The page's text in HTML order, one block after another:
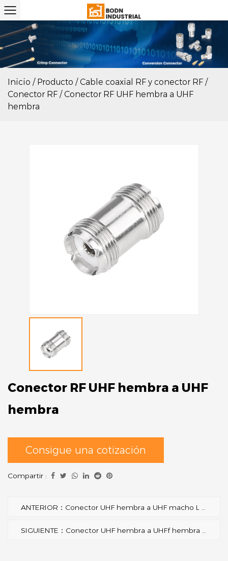
Inicio / Producto / Cable coaxial RF y conector RF /
Conector RF / Conector RF UHF hembra a UHF
hembra
Conector RF UHF hembra a UHF
hembra
Consigue una cotización
Compartir :
ANTERIOR：Conector UHF hembra a UHF macho L RF
SIGUIENTE：Conector UHF hembra a UHFf hembra L RF